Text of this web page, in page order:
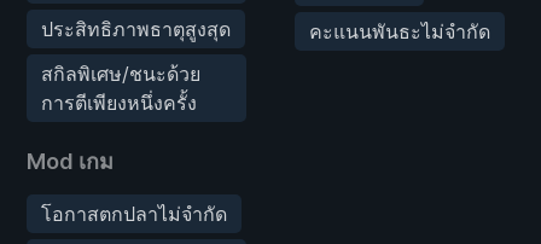
ประสิทธิภาพธาตุสูงสุด
สกิลพิเศษ/ชนะด้วย
การตีเพียงหนึ่งครั้ง
Mod เกม
โอกาสตกปลาไม่จำกัด
คะแนนพันธะไม่จำกัด